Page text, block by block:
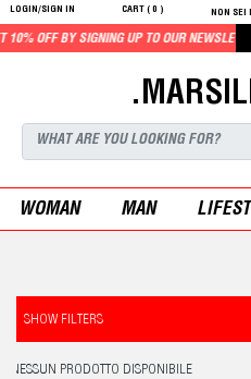
LOGIN/SIGN IN CART ( 0 ) NON SEI
OFF BY SIGNING UP TO OUR NEWSLETTER
WOMAN MAN
SHOW FILTERS
NESSUN PRODOTTO DISPONIBILE